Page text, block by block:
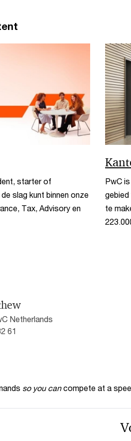
starter of
slag kunt binnen onze
Tax, Advisory en
PwC
gebied
te
Netherlands
61
so you can compete at a